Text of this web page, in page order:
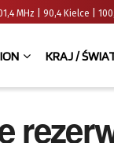
MHz | 90,4 Kielce |
KRAJ /